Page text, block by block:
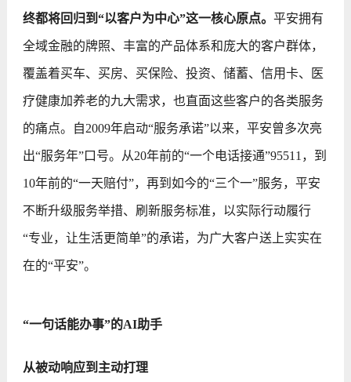
终都将回归到“以客户为中心”这一核心原点。 平安拥有
全域金融的牌照、丰富的产品体系和庞大的客户群体，
覆盖着买车、买房、买保险、投资、储蓄、信用卡、医
疗健康加养老的九大需求，也直面这些客户的各类服务
的痛点。自2009年启动“服务承诺”以来，平安曾多次亮
出“服务年”口号。从20年前的“一个电话接通”95511，到
10年前的“一天赔付”，再到如今的“三个一”服务，平安
不断升级服务举措、刷新服务标准，以实际行动履行
“专业，让生活更简单”的承诺，为广大客户送上实实在
在的“平安”。
“一句话能办事”的AI助手
从被动响应到主动打理